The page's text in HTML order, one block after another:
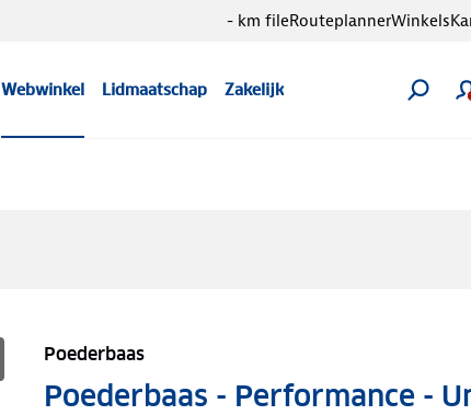
Webwinkel Lidmaatschap Zakelijk
- km fileRouteplannerWinkels
Poederbaas
Poederbaas - Performance -